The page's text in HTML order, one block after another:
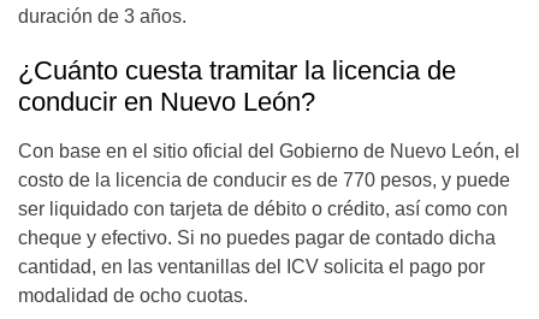
duración de 3 años.
¿Cuánto cuesta tramitar la licencia de
conducir en Nuevo León?
Con base en el sitio oficial del Gobierno de Nuevo León, el
costo de la licencia de conducir es de 770 pesos, y puede
ser liquidado con tarjeta de débito o crédito, así como con
cheque y efectivo. Si no puedes pagar de contado dicha
cantidad, en las ventanillas del ICV solicita el pago por
modalidad de ocho cuotas.